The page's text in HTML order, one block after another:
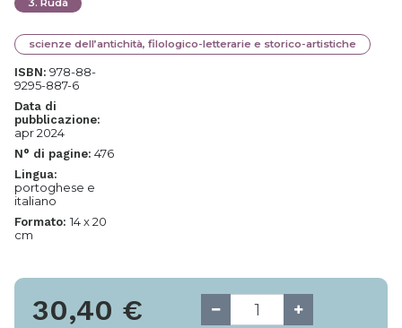
3. Rudá
scienze dell’antichità, filologico-letterarie e storico-artistiche
ISBN: 978-88-
9295-887-6
Data di
pubblicazione:
apr 2024
N° di pagine: 476
Lingua:
portoghese e
italiano
Formato: 14 x 20
cm
30,40 €